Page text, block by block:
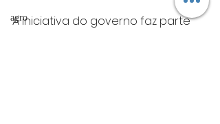
agro
A iniciativa do governo faz parte